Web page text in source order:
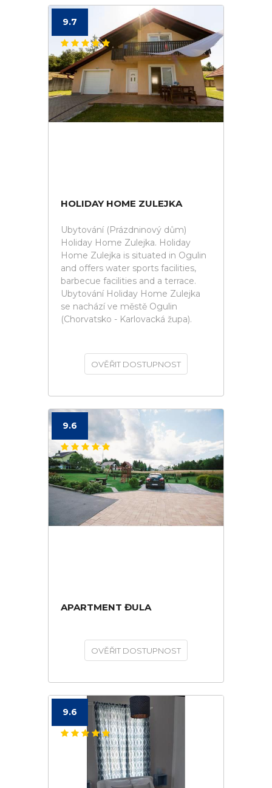
9.7
HOLIDAY HOME ZULEJKA
Ubytování (Prázdninový dům)
Holiday Home Zulejka. Holiday
Home Zulejka is situated in Ogulin
and offers water sports facilities,
barbecue facilities and a terrace.
Ubytování Holiday Home Zulejka
se nachází ve městě Ogulin
(Chorvatsko - Karlovacká župa).
OVĚŘIT DOSTUPNOST
9.6
APARTMENT ĐULA
OVĚŘIT DOSTUPNOST
9.6